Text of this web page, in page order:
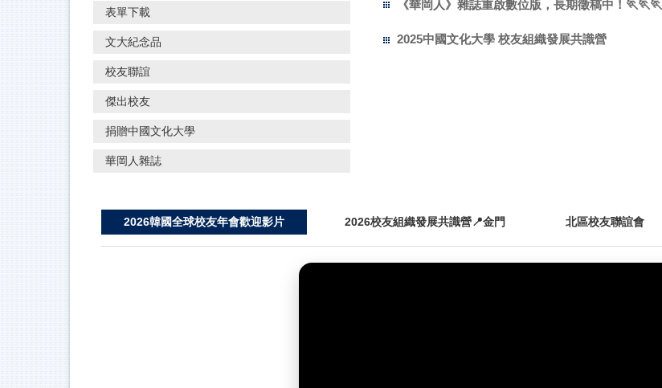
表單下載
文大紀念品
校友聯誼
傑出校友
捐贈中國文化大學
華岡人雜誌
《華岡人》雜誌重啟數位版，長期徵稿中！🏃🏃🏃
2025中國文化大學 校友組織發展共識營
2026韓國全球校友年會歡迎影片 2026校友組織發展共識營📍金門 北區校友聯誼會